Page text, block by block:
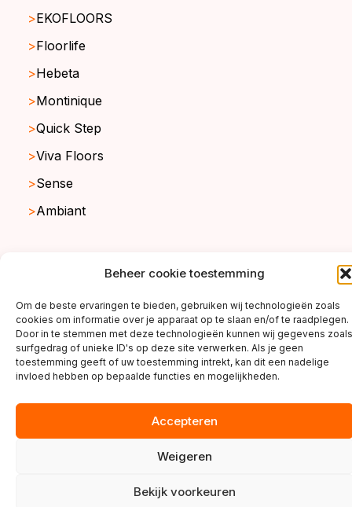
Beheer cookie toestemming
Om de beste ervaringen te bieden, gebruiken wij technologieën zoals
cookies om informatie over je apparaat op te slaan en/of te raadplegen.
Door in te stemmen met deze technologieën kunnen wij gegevens zoals
surfgedrag of unieke ID's op deze site verwerken. Als je geen
toestemming geeft of uw toestemming intrekt, kan dit een nadelige
invloed hebben op bepaalde functies en mogelijkheden.
Accepteren
Weigeren
Bekijk voorkeuren
EKOFLOORS
Floorlife
Hebeta
Montinique
Quick Step
Viva Floors
Sense
Ambiant